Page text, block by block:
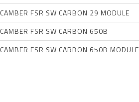
CAMBER FSR SW CARBON 29 MODULE
CAMBER FSR SW CARBON 650B
CAMBER FSR SW CARBON 650B MODULE